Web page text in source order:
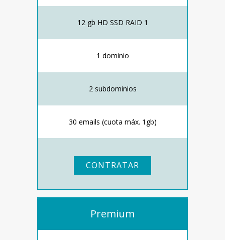
12 gb HD SSD RAID 1
1 dominio
2 subdominios
30 emails (cuota máx. 1gb)
CONTRATAR
Premium